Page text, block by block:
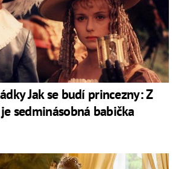
Jak se budí princezny: Z
sedminásobná babička